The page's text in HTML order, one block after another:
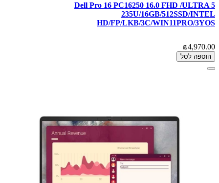
Dell Pro 16 PC16250 16.0 FHD /ULTRA 5
235U/16GB/512SSD/INTEL
HD/FP/LKB/3C/WIN11PRO/3YOS
₪4,970.00
הוספה לסל